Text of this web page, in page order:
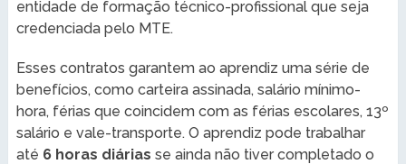
entidade de formação técnico-profissional que seja
credenciada pelo MTE.
Esses contratos garantem ao aprendiz uma série de
benefícios, como carteira assinada, salário mínimo-
hora, férias que coincidem com as férias escolares, 13º
salário e vale-transporte. O aprendiz pode trabalhar
até 6 horas diárias se ainda não tiver completado o